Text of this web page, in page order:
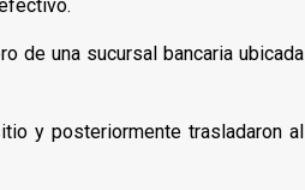
de una sucursal bancaria ubicada
y posteriormente trasladaron al